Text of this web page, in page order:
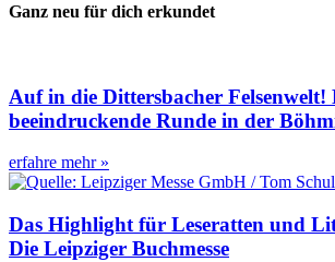
Ganz neu für dich erkundet
Auf in die Dittersbacher Felsenwelt!
beeindruckende Runde in der
erfahre mehr »
Das Highlight für Leseratten und
Die Leipziger Buchmesse